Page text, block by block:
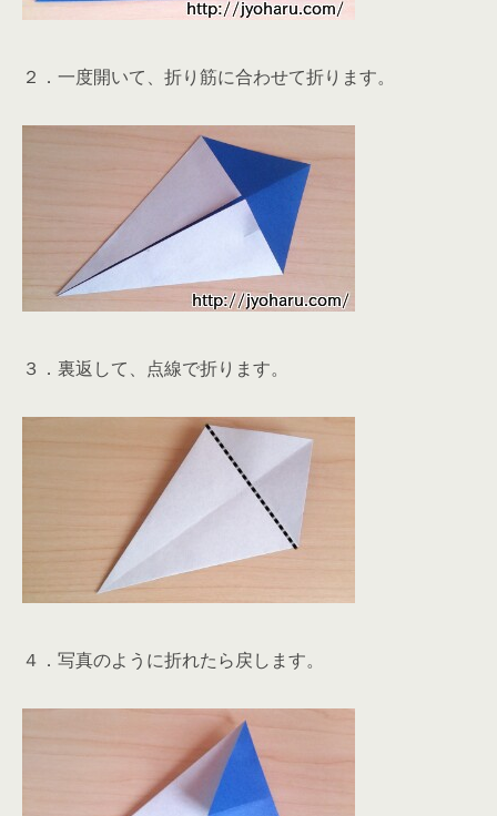
２．一度開いて、折り筋に合わせて折ります。
３．裏返して、点線で折ります。
４．写真のように折れたら戻します。